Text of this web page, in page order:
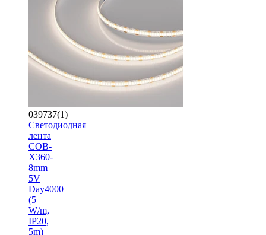
039737(1)
Светодиодная
лента
COB-
X360-
8mm
5V
Day4000
(5
W/m,
IP20,
5m)